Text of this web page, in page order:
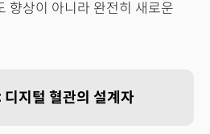
향상이 아니라 완전히 새로운
지털 혈관의 설계자